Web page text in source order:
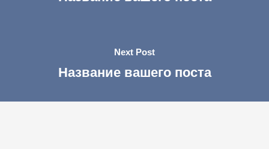
Next Post
Название вашего поста